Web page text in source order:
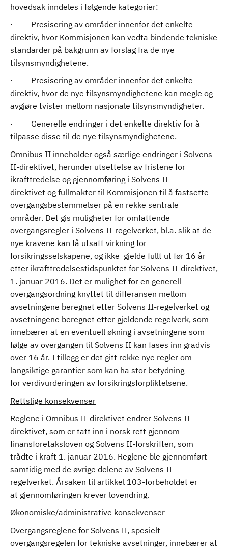
hovedsak inndeles i følgende kategorier:
· Presisering av områder innenfor det enkelte
direktiv, hvor Kommisjonen kan vedta bindende tekniske
standarder på bakgrunn av forslag fra de nye
tilsynsmyndighetene.
· Presisering av områder innenfor det enkelte
direktiv, hvor de nye tilsynsmyndighetene kan megle og
avgjøre tvister mellom nasjonale tilsynsmyndigheter.
· Generelle endringer i det enkelte direktiv for å
tilpasse disse til de nye tilsynsmyndighetene.
Omnibus II inneholder også særlige endringer i Solvens
II-direktivet, herunder utsettelse av fristene for
ikrafttredelse og gjennomføring i Solvens II-
direktivet og fullmakter til Kommisjonen til å fastsette
overgangsbestemmelser på en rekke sentrale
områder. Det gis muligheter for omfattende
overgangsregler i Solvens II-regelverket, bl.a. slik at de
nye kravene kan få utsatt virkning for
forsikringsselskapene, og ikke gjelde fullt ut før 16 år
etter ikrafttredelsestidspunktet for Solvens II-direktivet,
1. januar 2016. Det er mulighet for en generell
overgangsordning knyttet til differansen mellom
avsetningene beregnet etter Solvens II-regelverket og
avsetningene beregnet etter gjeldende regelverk, som
innebærer at en eventuell økning i avsetningene som
følge av overgangen til Solvens II kan fases inn gradvis
over 16 år. I tillegg er det gitt rekke nye regler om
langsiktige garantier som kan ha stor betydning
for verdivurderingen av forsikringsforpliktelsene.
Rettslige konsekvenser
Reglene i Omnibus II-direktivet endrer Solvens II-
direktivet, som er tatt inn i norsk rett gjennom
finansforetaksloven og Solvens II-forskriften, som
trådte i kraft 1. januar 2016. Reglene ble gjennomført
samtidig med de øvrige delene av Solvens II-
regelverket. Årsaken til artikkel 103-forbeholdet er
at gjennomføringen krever lovendring.
Økonomiske/administrative konsekvenser
Overgangsreglene for Solvens II, spesielt
overgangsregelen for tekniske avsetninger, innebærer at